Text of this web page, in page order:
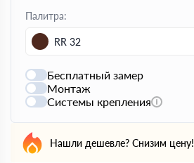
Палитра:
RR 32
Бесплатный замер
Монтаж
Системы крепления
Нашли дешевле? Снизим цену!